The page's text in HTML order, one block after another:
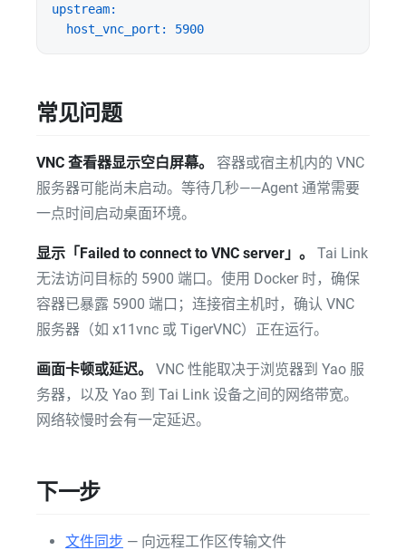
upstream:
host_vnc_port:
5900
常见问题
VNC 查看器显示空白屏幕。
容器或宿主机内的 VNC
服务器可能尚未启动。等待几秒——Agent 通常需要
一点时间启动桌面环境。
显示「Failed to connect to VNC server」。
Tai Link
无法访问目标的 5900 端口。使用 Docker 时，确保
容器已暴露 5900 端口；连接宿主机时，确认 VNC
服务器（如 x11vnc 或 TigerVNC）正在运行。
画面卡顿或延迟。
VNC 性能取决于浏览器到 Yao 服
务器，以及 Yao 到 Tai Link 设备之间的网络带宽。
网络较慢时会有一定延迟。
下一步
文件同步 — 向远程工作区传输文件